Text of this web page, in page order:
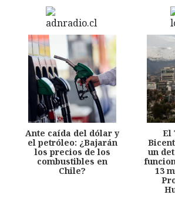
Ante caída del dólar y
el petróleo: ¿Bajarán
los precios de los
combustibles en
Chile?
El
un
13